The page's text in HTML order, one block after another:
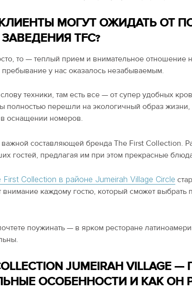
МОГУТ ОЖИДАТЬ ОТ
TFC?
то — теплый прием и внимательное отношение
у нас оказалось незабываемым.
техники, там есть все — от супер удобных
полностью перешли на экологичный образ
оснащении номеров.
составляющей бренда The First Collection.
гостей, предлагая им при этом прекрасные
First Collection в районе Jumeirah Village Circle
каждому гостю, который сможет
поужинать — в ярком ресторане
JUMEIRAH
ОСОБЕННОСТИ И КАК